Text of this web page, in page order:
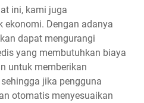
ini, kami juga
ekonomi. Dengan adanya
dapat mengurangi
yang membutuhkan biaya
untuk memberikan
jika pengguna
otomatis menyesuaikan